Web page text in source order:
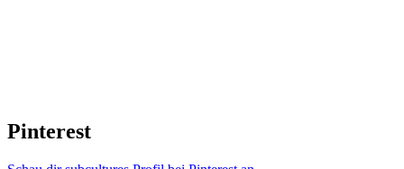
Pinterest